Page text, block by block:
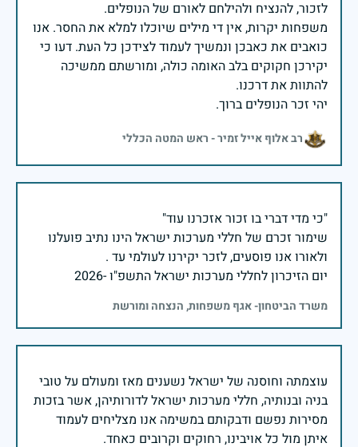
משפחות יקרות, אין די מילים שיוכלו למלא את החסר. אנו
כואבים את כאבכן ונמשיך לעמוד לצידכן כל העת. דעו כי
יקירכן חקוקים בלב האומה כולה, ומורשתם ממשיכה
יהי זכר הנופלים ברוך.
רב אלוף אייל זמיר - ראש המטה הכללי
שימור זכרם של חללי מערכות ישראל הינו נתיב פועלנו
יום הזיכרון לחללי מערכות ישראל התשפ"ו -2026
משרד הביטחון- אגף משפחות, הנצחה ומורשת
עוצמתה וחוסנה של ישראל נשענים מאז ומעולם על טובי
בניה ובנותיה, חללי מערכות ישראל לדורותיהן, אשר בזכות
מסירות נפשם ודבקותם במשימה אנו מצליחים לעמוד